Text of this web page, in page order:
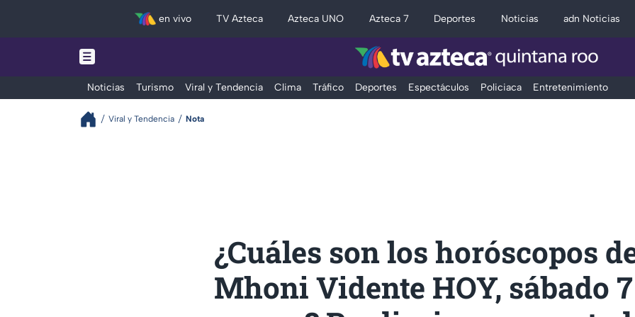
en vivo TV Azteca Azteca UNO Azteca 7 Deportes Noticias adn Noticias
Noticias Turismo Viral y Tendencia Clima Tráfico Deportes Espectáculos Policiaca Entretenimiento
Viral y Tendencia Nota
¿Cuáles son los horóscopos
Mhoni Vidente HOY, sábado